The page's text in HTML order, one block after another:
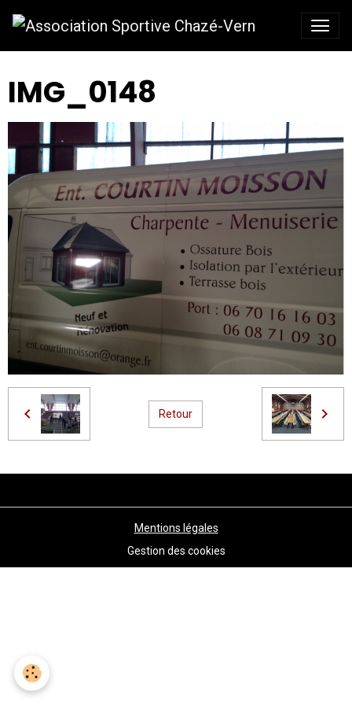
IMG_0148
Retour
Mentions légales
Gestion des cookies